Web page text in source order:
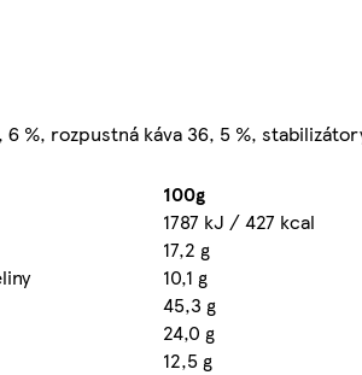
6 %, rozpustná káva 36, 5 %,
100g
1787 kJ / 427 kcal
17,2 g
10,1 g
45,3 g
24,0 g
12,5 g